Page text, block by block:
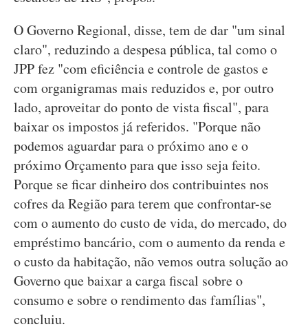
O Governo Regional, disse, tem de dar "um sinal
claro", reduzindo a despesa pública, tal como o
JPP fez "com eficiência e controle de gastos e
com organigramas mais reduzidos e, por outro
lado, aproveitar do ponto de vista fiscal", para
baixar os impostos já referidos. "Porque não
podemos aguardar para o próximo ano e o
próximo Orçamento para que isso seja feito.
Porque se ficar dinheiro dos contribuintes nos
cofres da Região para terem que confrontar-se
com o aumento do custo de vida, do mercado, do
empréstimo bancário, com o aumento da renda e
o custo da habitação, não vemos outra solução ao
Governo que baixar a carga fiscal sobre o
consumo e sobre o rendimento das famílias",
concluiu.